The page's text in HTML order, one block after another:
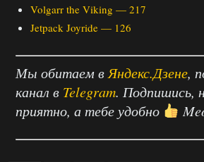
Volgarr the Viking — 217
Jetpack Joyride — 126
Мы обитаем в Яндекс.Дзене,
канал в Telegram. Подпишись,
приятно, а тебе удобно